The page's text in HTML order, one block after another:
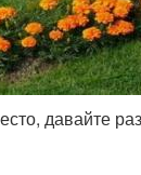
давайте